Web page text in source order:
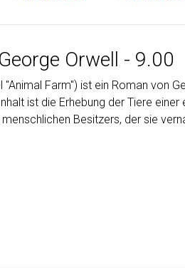
Orwell - 9.00
"Animal Farm") ist ein Roman von
ist die Erhebung der Tiere einer
Besitzers, der sie